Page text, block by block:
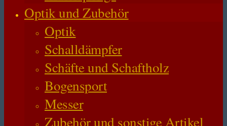
Optik und Zubehör
Optik
Schalldämpfer
Schäfte und Schaftholz
Bogensport
Messer
Zubehör und sonstige Artikel